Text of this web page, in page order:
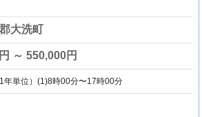
大洗町
～ 550,000円
年単位）(1)8時00分〜17時00分